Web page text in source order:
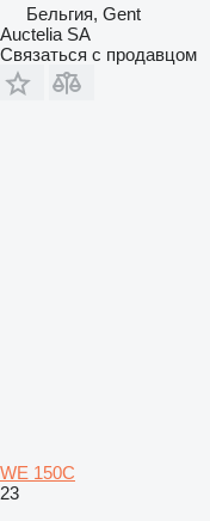
Бельгия, Gent
Auctelia SA
Связаться с продавцом
WE 150C
23